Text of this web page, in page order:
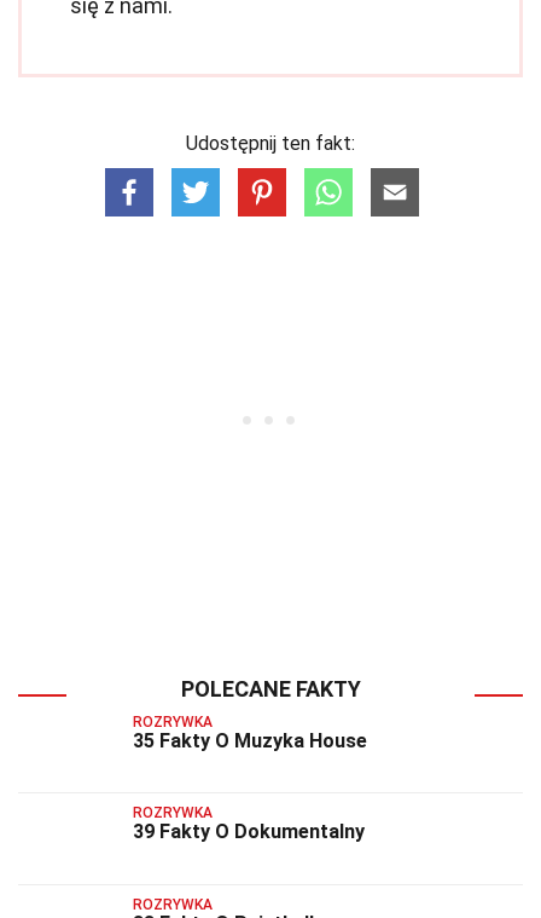
się z nami.
Udostępnij ten fakt:
POLECANE FAKTY
ROZRYWKA
35 Fakty O Muzyka House
ROZRYWKA
39 Fakty O Dokumentalny
ROZRYWKA